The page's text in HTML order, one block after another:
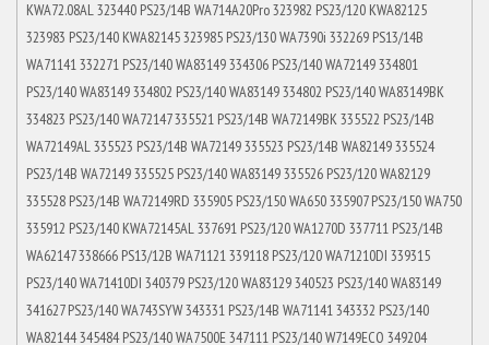
KWA72.08AL 323440 PS23/14B WA714A20Pro 323982 PS23/120 KWA82125
323983 PS23/140 KWA82145 323985 PS23/130 WA7390i 332269 PS13/14B
WA71141 332271 PS23/140 WA83149 334306 PS23/140 WA72149 334801
PS23/140 WA83149 334802 PS23/140 WA83149 334802 PS23/140 WA83149BK
334823 PS23/140 WA72147 335521 PS23/14B WA72149BK 335522 PS23/14B
WA72149AL 335523 PS23/14B WA72149 335523 PS23/14B WA82149 335524
PS23/14B WA72149 335525 PS23/140 WA83149 335526 PS23/120 WA82129
335528 PS23/14B WA72149RD 335905 PS23/150 WA650 335907 PS23/150 WA750
335912 PS23/140 KWA72145AL 337691 PS23/120 WA1270D 337711 PS23/14B
WA62147 338666 PS13/12B WA71121 339118 PS23/120 WA71210DI 339315
PS23/140 WA71410DI 340379 PS23/120 WA83129 340523 PS23/140 WA83149
341627 PS23/140 WA743SYW 343331 PS23/14B WA71141 343332 PS23/140
WA82144 345484 PS23/140 WA7500E 347111 PS23/140 W7149ECO 349204